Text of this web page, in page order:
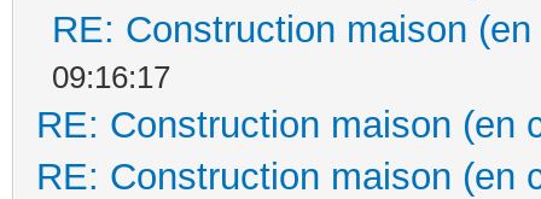
RE: Construction maison
09:16:17
RE: Construction maison (en
RE: Construction maison (en